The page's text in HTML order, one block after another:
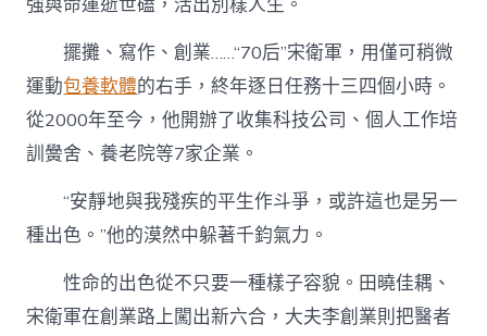
擺攤、寫作、創業……“70后”宋衛軍，用僅可稍微
運動包養軟體的右手，終年逐日任務十三四個小時。
從2000年至今，他開辦了收集科技公司、個人工作培
訓黌舍、養老院等7家企業。
“安靜地與我殘疾的平生作斗爭，或許這也是另一
種出色。”他的漠然中躲著千鈞氣力。
性命的出色從不只要一種樣子容貌。田曉佳耦、
宋衛軍在創業路上闖出新六合，大夫李創業則把醫者